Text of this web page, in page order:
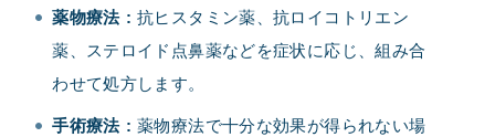
薬物療法 : 抗ヒスタミン薬、抗ロイコトリエン
薬、ステロイド点鼻薬などを症状に応じ、組み合
わせて処方します。
手術療法 : 薬物療法で十分な効果が得られない場